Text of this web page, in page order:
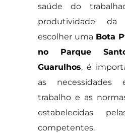
saúde do
produtividade da
escolher uma Bota
no Parque
Guarulhos, é
as necessidades
trabalho e as
estabelecidas
competentes.